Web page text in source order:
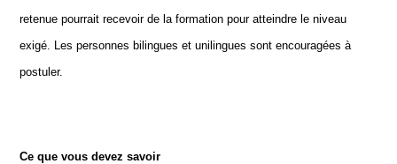
retenue pourrait recevoir de la formation pour atteindre le niveau
exigé. Les personnes bilingues et unilingues sont encouragées à
postuler.
Ce que vous devez savoir